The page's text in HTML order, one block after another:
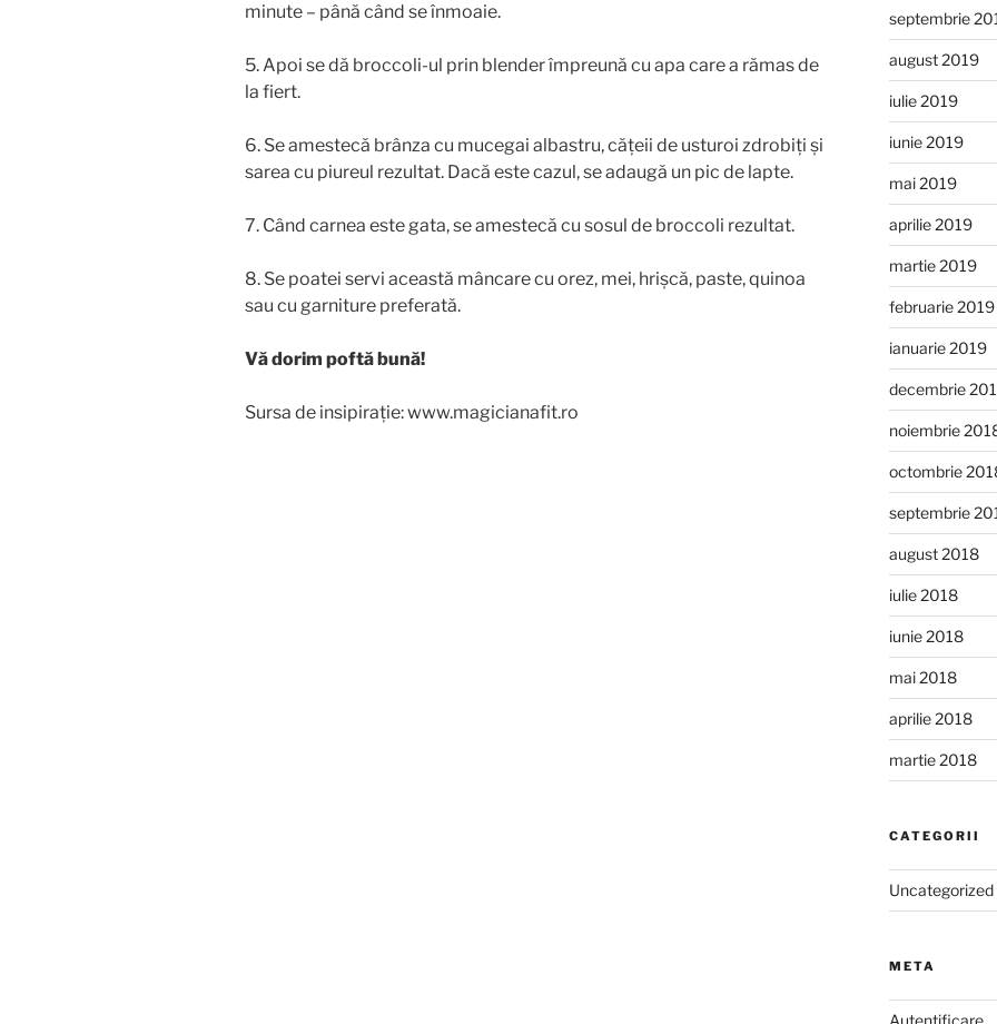
minute – până când se înmoaie.
5. Apoi se dă broccoli-ul prin blender împreună cu apa care a rămas de
la fiert.
6. Se amestecă brânza cu mucegai albastru, cățeii de usturoi zdrobiți și
sarea cu piureul rezultat. Dacă este cazul, se adaugă un pic de lapte.
7. Când carnea este gata, se amestecă cu sosul de broccoli rezultat.
8. Se poatei servi această mâncare cu orez, mei, hrișcă, paste, quinoa
sau cu garniture preferată.
Vă dorim poftă bună!
Sursa de insipirație: www.magicianafit.ro
septembrie
august 2019
iulie 2019
iunie 2019
mai 2019
aprilie 2019
martie 2019
februarie 2019
ianuarie 2019
decembrie
noiembrie
octombrie
septembrie
august 2018
iulie 2018
iunie 2018
mai 2018
aprilie 2018
martie 2018
CATEGORII
Uncategorized
META
Autentificare